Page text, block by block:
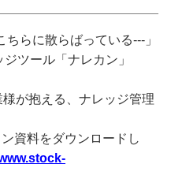
ちらに散らばっている---」
ツール「ナレカン」
が抱える、ナレッジ管理
資料をダウンロードし